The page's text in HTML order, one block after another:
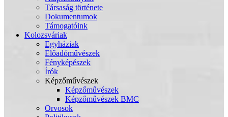
Társaság története
Dokumentumok
Támogatóink
Kolozsváriak
Egyháziak
Előadóművészek
Fényképészek
Írók
Képzőművészek
Képzőművészek
Képzőművészek BMC
Orvosok